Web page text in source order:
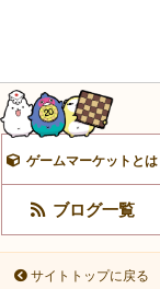
ゲームマーケットとは
ブログ一覧
サイトトップに戻る